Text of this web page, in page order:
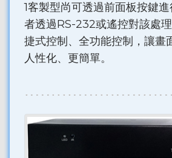
1客製型尚可透過前面板按鍵
者透過RS-232或遙控對該處
捷式控制、全功能控制，讓畫
人性化、更簡單。